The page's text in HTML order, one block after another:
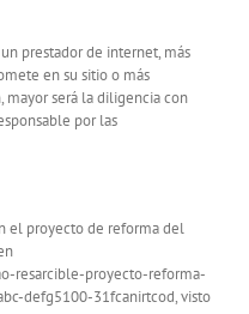
prestador de internet, más
en su sitio o más
mayor será la diligencia con
por las
el proyecto de reforma del
resarcible-proyecto-reforma-
defg5100-31fcanirtcod, visto